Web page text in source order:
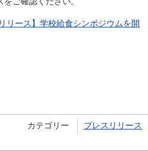
リース】学校給食シンポジウムを開
カテゴリー プレスリリース